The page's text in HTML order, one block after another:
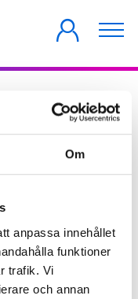
Om
anpassa innehållet
funktioner
trafik. Vi
och annan
för våra
månad. Dessutom
med e-post åt
ändringar
information om